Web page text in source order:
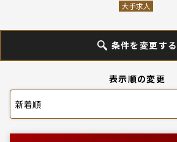
大手求人
条件を変更する
表示順の変更